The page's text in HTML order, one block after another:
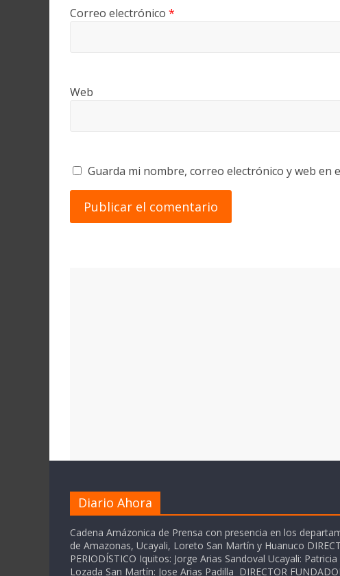
Correo electrónico *
Web
Guarda mi nombre, correo electrónico y web en
Diario Ahora
Cadena Amázonica de Prensa con presencia en los
de Amazonas, Ucayali, Loreto San Martín y Huanuco
PERIODÍSTICO Iquitos: Jorge Arias Sandoval Ucayali:
Lozada San Martín: Jose Arias Padilla DIRECTOR